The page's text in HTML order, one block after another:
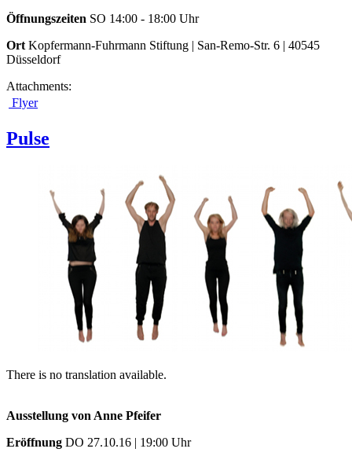
Öffnungszeiten SO 14:00 - 18:00 Uhr
OrtKopfermann-Fuhrmann Stiftung | San-Remo-Str. 6 | 40545
Düsseldorf
Attachments:
Flyer
Pulse
There is no translation available.
Ausstellung von Anne Pfeifer
Eröffnung DO 27.10.16 | 19:00 Uhr